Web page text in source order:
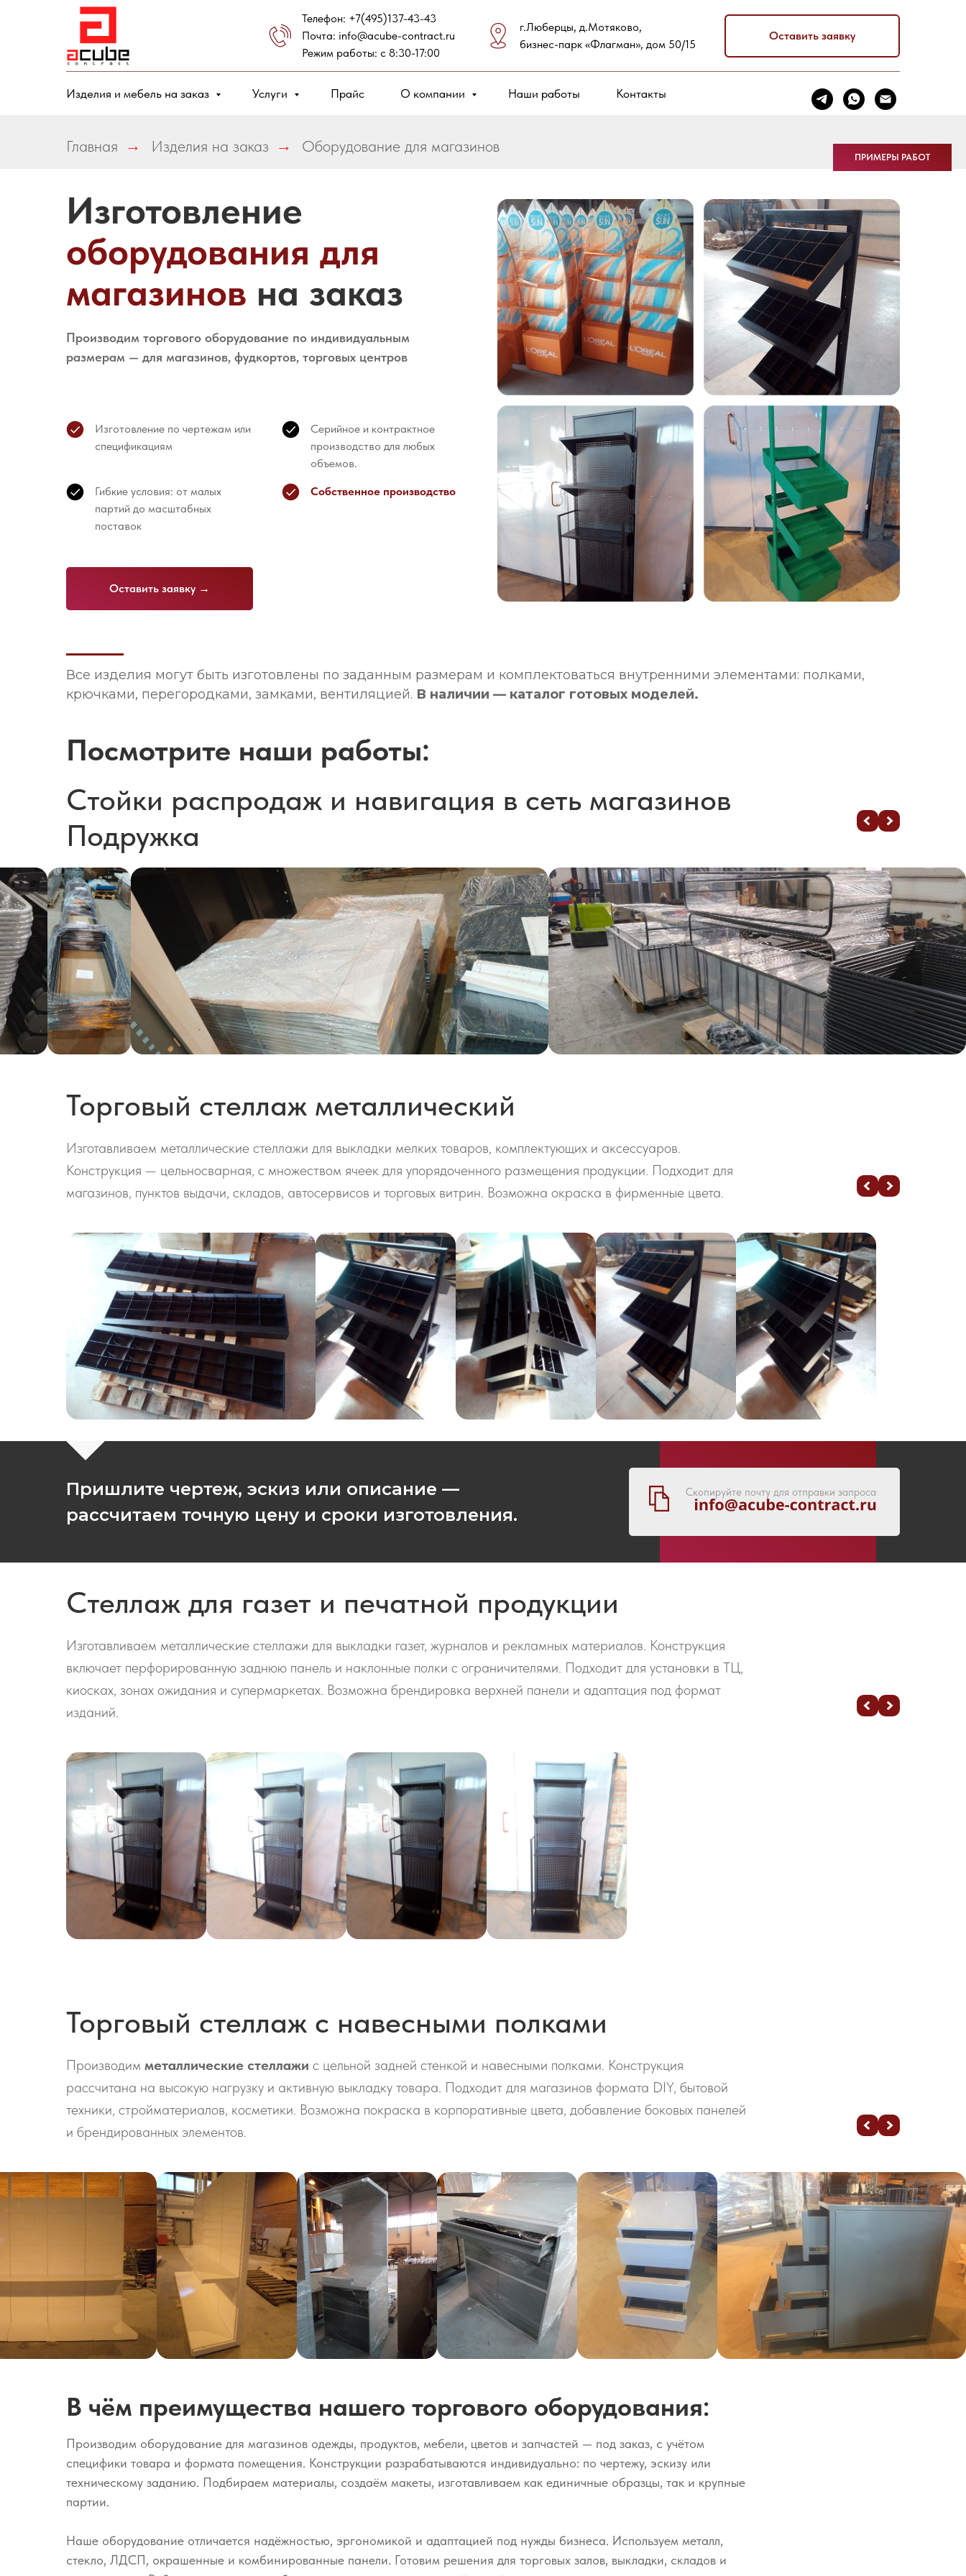
Телефон: +7(495)137-43-43
Почта: info@acube-contract.ru
Режим работы: с 8:30-17:00
г.Люберцы, д.Мотяково,
бизнес-парк «Флагман», дом 50/15
Оставить заявку
Изделия и мебель на заказ Услуги Прайс О компании Наши работы Контакты
Главная → Изделия на заказ → Оборудование для магазинов
Изготовление
оборудования для
магазинов на заказ
Производим торгового оборудование по индивидуальным
размерам — для магазинов, фудкортов, торговых центров
Изготовление по чертежам или
спецификациям
Серийное и контрактное
производство для любых
объемов.
Гибкие условия: от малых
партий до масштабных
поставок
Собственное производство
Оставить заявку →
Все изделия могут быть изготовлены по заданным размерам и комплектоваться внутренними элементами: полками,
крючками, перегородками, замками, вентиляцией. В наличии — каталог готовых моделей.
Посмотрите наши работы:
Стойки распродаж и навигация в сеть магазинов
Подружка
Торговый стеллаж металлический
Изготавливаем металлические стеллажи для выкладки мелких товаров, комплектующих и аксессуаров.
Конструкция — цельносварная, с множеством ячеек для упорядоченного размещения продукции. Подходит для
магазинов, пунктов выдачи, складов, автосервисов и торговых витрин. Возможна окраска в фирменные цвета.
Скопируйте почту для отправки запроса
Пришлите чертеж, эскиз или описание —
рассчитаем точную цену и сроки изготовления.
Стеллаж для газет и печатной продукции
Изготавливаем металлические стеллажи для выкладки газет, журналов и рекламных материалов. Конструкция
включает перфорированную заднюю панель и наклонные полки с ограничителями. Подходит для установки в ТЦ,
киосках, зонах ожидания и супермаркетах. Возможна брендировка верхней панели и адаптация под формат
изданий.
Торговый стеллаж с навесными полками
Производим металлические стеллажи с цельной задней стенкой и навесными полками. Конструкция
рассчитана на высокую нагрузку и активную выкладку товара. Подходит для магазинов формата DIY, бытовой
техники, стройматериалов, косметики. Возможна покраска в корпоративные цвета, добавление боковых панелей
и брендированных элементов.
В чём преимущества нашего торгового оборудования:
Производим оборудование для магазинов одежды, продуктов, мебели, цветов и запчастей — под заказ, с учётом
специфики товара и формата помещения. Конструкции разрабатываются индивидуально: по чертежу, эскизу или
техническому заданию. Подбираем материалы, создаём макеты, изготавливаем как единичные образцы, так и крупные
партии.
Наше оборудование отличается надёжностью, эргономикой и адаптацией под нужды бизнеса. Используем металл,
стекло, ЛДСП, окрашенные и комбинированные панели. Готовим решения для торговых залов, выкладки, складов и
ПРИМЕРЫ РАБОТ